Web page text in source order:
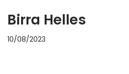
Birra Helles
10/08/2023